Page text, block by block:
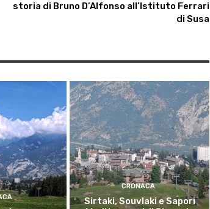
storia di Bruno D’Alfonso all’Istituto Ferrari
di Susa
CRONACA
Sirtaki, Souvlaki e Sapori